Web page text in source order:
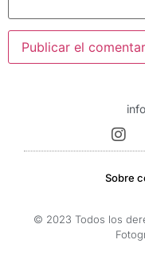
Sobre
© 2023 Todos los